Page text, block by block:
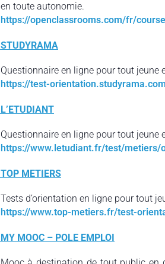
en toute autonomie.
https://openclassrooms.com/fr/
STUDYRAMA
Questionnaire en ligne pour tout jeune
https://test-orientation.studyrama.com
L’ETUDIANT
Questionnaire en ligne pour tout jeune
https://www.letudiant.fr/test/
TOP METIERS
Tests d’orientation en ligne pour tout
https://www.top-metiers.fr/test-
MY MOOC – POLE EMPLOI